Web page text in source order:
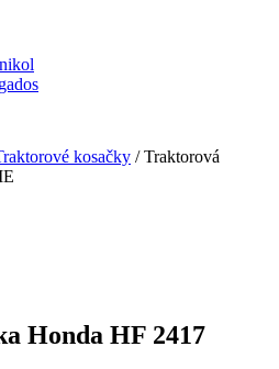
kosačky / Traktorová
Honda HF 2417